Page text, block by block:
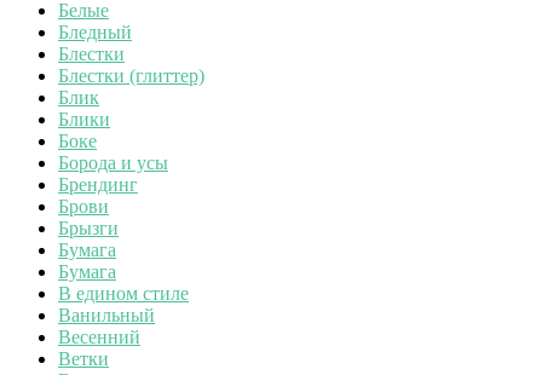
Белые
Бледный
Блестки
Блестки (глиттер)
Блик
Блики
Боке
Борода и усы
Брендинг
Брови
Брызги
Бумага
Бумага
В едином стиле
Ванильный
Весенний
Ветки